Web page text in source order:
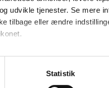
udvikle tjenester. Se mere
tilbage eller ændre
være nøjagtig inden for få
Statistik